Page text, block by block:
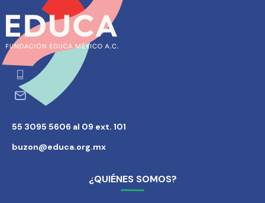
55 3095 5606 al 09 ext. 101
buzon@educa.org.mx
¿QUIÉNES SOMOS?